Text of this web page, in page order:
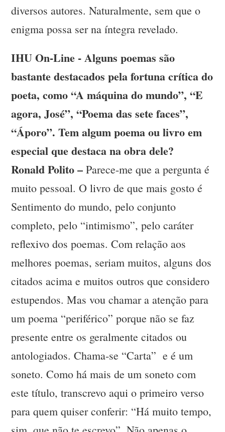
diversos autores. Naturalmente, sem que o
enigma possa ser na íntegra revelado.
IHU On-Line - Alguns poemas são
bastante destacados pela fortuna crítica do
poeta, como “A máquina do mundo”, “E
agora, José”, “Poema das sete faces”,
“Áporo”. Tem algum poema ou livro em
especial que destaca na obra dele?
Ronald Polito – Parece-me que a pergunta é
muito pessoal. O livro de que mais gosto é
Sentimento do mundo, pelo conjunto
completo, pelo “intimismo”, pelo caráter
reflexivo dos poemas. Com relação aos
melhores poemas, seriam muitos, alguns dos
citados acima e muitos outros que considero
estupendos. Mas vou chamar a atenção para
um poema “periférico” porque não se faz
presente entre os geralmente citados ou
antologiados. Chama-se “Carta” e é um
soneto. Como há mais de um soneto com
este título, transcrevo aqui o primeiro verso
para quem quiser conferir: “Há muito tempo,